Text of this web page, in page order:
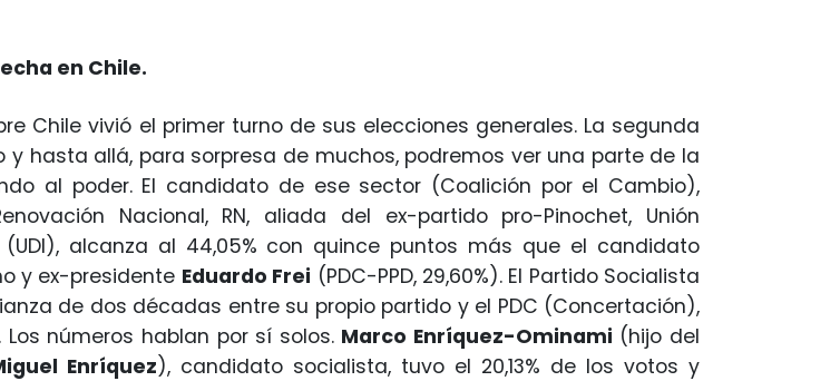
en Chile.
Chile vivió el primer turno de sus elecciones generales. La segunda
y hasta allá, para sorpresa de muchos, podremos ver una parte de la
al poder. El candidato de ese sector (Coalición por el Cambio),
Nacional, RN, aliada del ex-partido pro-Pinochet, Unión
(UDI), alcanza al 44,05% con quince puntos más que el candidato
y ex-presidente Eduardo Frei (PDC-PPD, 29,60%). El Partido Socialista
de dos décadas entre su propio partido y el PDC (Concertación),
números hablan por sí solos. Marco Enríquez-Ominami (hijo del
Enríquez), candidato socialista, tuvo el 20,13% de los votos y